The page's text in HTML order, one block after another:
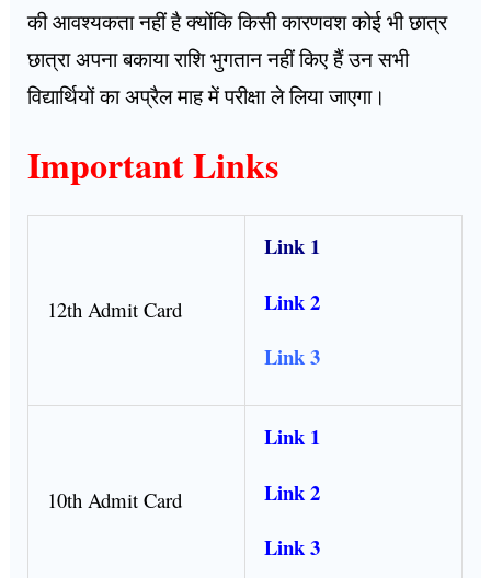
की आवश्यकता नहीं है क्योंकि किसी कारणवश कोई भी छात्र
छात्रा अपना बकाया राशि भुगतान नहीं किए हैं उन सभी
विद्यार्थियों का अप्रैल माह में परीक्षा ले लिया जाएगा।
Important Links
12th Admit Card
Link 1
Link 2
Link 3
10th Admit Card
Link 1
Link 2
Link 3